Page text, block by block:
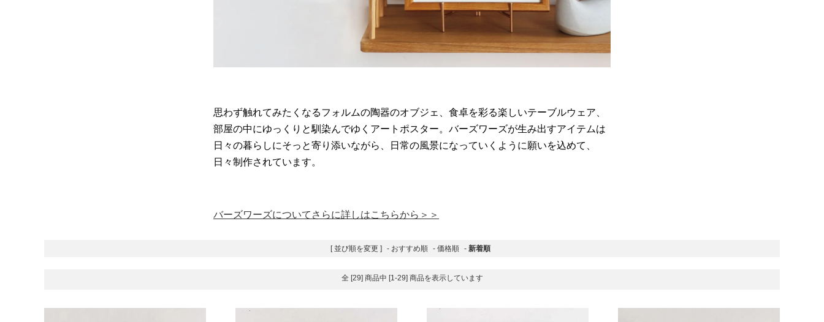
LISA LARSON
思わず触れてみたくなるフォルムの陶器のオブジェ、食卓を彩る楽しいテーブルウェア、
部屋の中にゆっくりと馴染んでゆくアートポスター。バーズワーズが生み出すアイテムは
日々の暮らしにそっと寄り添いながら、日常の風景になっていくように願いを込めて、
日々制作されています。
バーズワーズについてさらに詳しはこちらから＞＞
[ 並び順を変更 ] - おすすめ順 - 価格順 - 新着順
全 [29] 商品中 [1-29] 商品を表示しています